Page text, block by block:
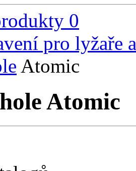
0
pro lyžaře
Atomic
Atomic